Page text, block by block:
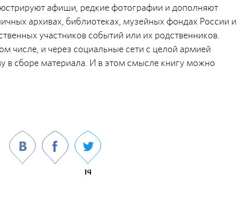
афиши, редкие фотографии и дополняют
архивах, библиотеках, музейных фондах России и
участников событий или их родственников.
числе, и через социальные сети с целой армией
в сборе материала. И в этом смысле книгу можно
14